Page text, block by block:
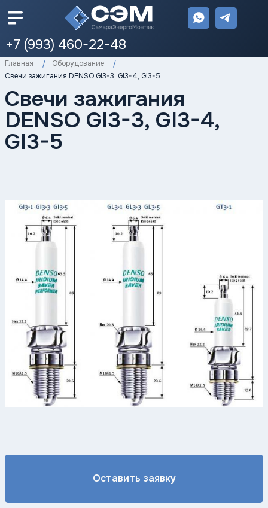
+7 (993) 460-22-48
Главная
Оборудование
Свечи зажигания DENSO GI3-3, GI3-4, GI3-5
Свечи зажигания
DENSO GI3-3, GI3-4,
GI3-5
Оставить заявку